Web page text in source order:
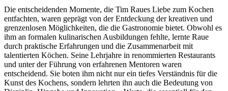
Die entscheidenden Momente, die Tim Raues Liebe zum Kochen
entfachten, waren geprägt von der Entdeckung der kreativen und
grenzenlosen Möglichkeiten, die die Gastronomie bietet. Obwohl es
ihm an formalen kulinarischen Ausbildungen fehlte, lernte Raue
durch praktische Erfahrungen und die Zusammenarbeit mit
talentierten Köchen. Seine Lehrjahre in renommierten Restaurants
und unter der Führung von erfahrenen Mentoren waren
entscheidend. Sie boten ihm nicht nur ein tiefes Verständnis für die
Kunst des Kochens, sondern lehrten ihn auch die Bedeutung von